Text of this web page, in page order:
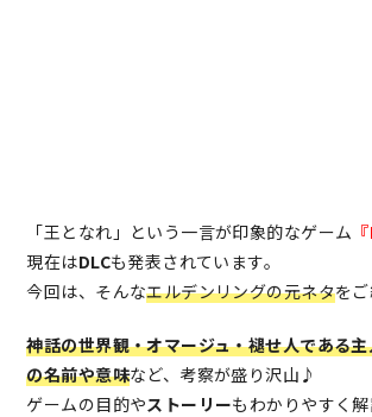
「王となれ」という一言が印象的なゲーム
現在はDLCも発表されています。
今回は、そんなエルデンリングの元ネタをご
神話の世界観・オマージュ・褪せ人である
の名前や意味など、考察が盛り沢山♪
ゲームの目的やストーリーもわかりやすく解